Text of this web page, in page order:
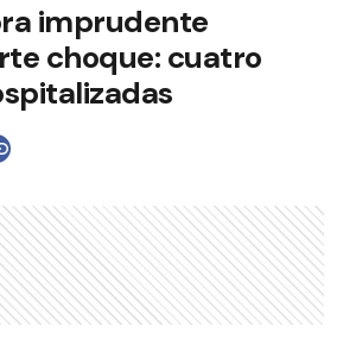
imprudente
choque: cuatro